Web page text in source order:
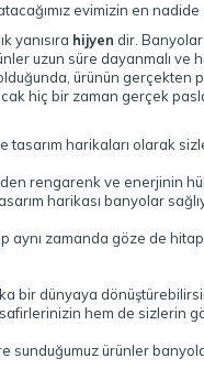
evimizin en
yanısıra hijyen dir.
uzun süre dayanmalı
ürünün gerçekten
hiç bir zaman gerçek
harikaları olarak
rengarenk ve enerjinin
harikası banyolar
aynı zamanda göze de
dünyaya
hem de sizlerin
ürünler